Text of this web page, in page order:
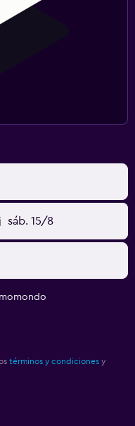
sáb. 15/8
términos y condiciones y